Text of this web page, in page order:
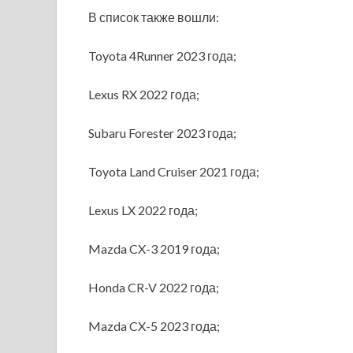
В список также вошли:
Toyota 4Runner 2023 года;
Lexus RX 2022 года;
Subaru Forester 2023 года;
Toyota Land Cruiser 2021 года;
Lexus LX 2022 года;
Mazda CX-3 2019 года;
Honda CR-V 2022 года;
Mazda CX-5 2023 года;